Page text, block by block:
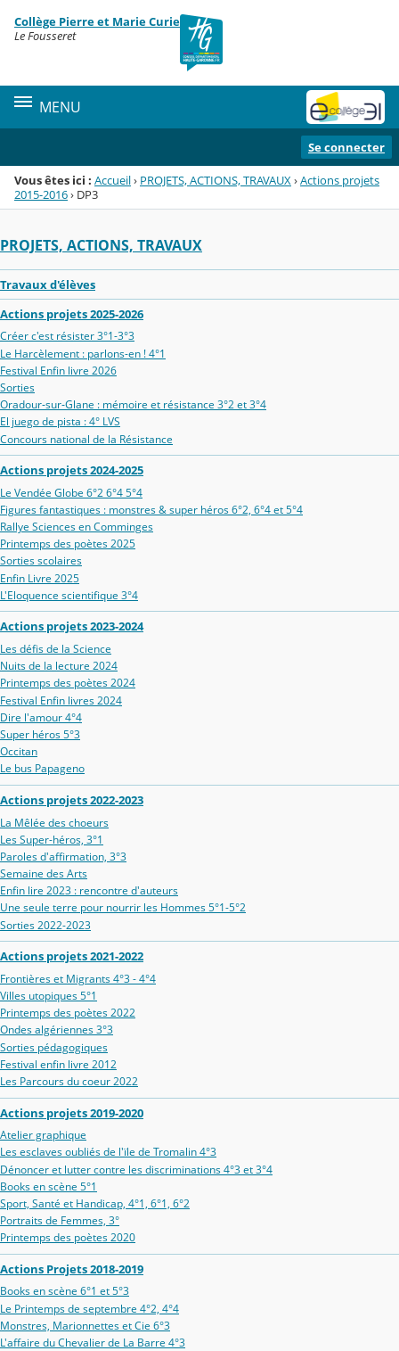
Menu de la rubrique
Contenu
Collège Pierre et Marie Curie
Le Fousseret
MENU
Se connecter
Vous êtes ici : Accueil› PROJETS, ACTIONS, TRAVAUX ›Actions projets
2015-2016› DP3
PROJETS, ACTIONS, TRAVAUX
Travaux d'élèves
Actions projets 2025-2026
Créer c'est résister 3°1-3°3
Le Harcèlement : parlons-en ! 4°1
Festival Enfin livre 2026
Sorties
Oradour‑sur‑Glane : mémoire et résistance 3°2 et 3°4
El juego de pista : 4° LVS
Concours national de la Résistance
Actions projets 2024-2025
Le Vendée Globe 6°2 6°4 5°4
Figures fantastiques : monstres & super héros 6°2, 6°4 et 5°4
Rallye Sciences en Comminges
Printemps des poètes 2025
Sorties scolaires
Enfin Livre 2025
L'Eloquence scientifique 3°4
Actions projets 2023-2024
Les défis de la Science
Nuits de la lecture 2024
Printemps des poètes 2024
Festival Enfin livres 2024
Dire l'amour 4°4
Super héros 5°3
Occitan
Le bus Papageno
Actions projets 2022-2023
La Mêlée des choeurs
Les Super-héros, 3°1
Paroles d'affirmation, 3°3
Semaine des Arts
Enfin lire 2023 : rencontre d'auteurs
Une seule terre pour nourrir les Hommes 5°1-5°2
Sorties 2022-2023
Actions projets 2021-2022
Frontières et Migrants 4°3 - 4°4
Villes utopiques 5°1
Printemps des poètes 2022
Ondes algériennes 3°3
Sorties pédagogiques
Festival enfin livre 2012
Les Parcours du coeur 2022
Actions projets 2019-2020
Atelier graphique
Les esclaves oubliés de l'ïle de Tromalin 4°3
Dénoncer et lutter contre les discriminations 4°3 et 3°4
Books en scène 5°1
Sport, Santé et Handicap, 4°1, 6°1, 6°2
Portraits de Femmes, 3°
Printemps des poètes 2020
Actions Projets 2018-2019
Books en scène 6°1 et 5°3
Le Printemps de septembre 4°2, 4°4
Monstres, Marionnettes et Cie 6°3
L'affaire du Chevalier de La Barre 4°3